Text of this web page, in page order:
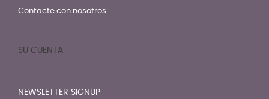
Contacte con nosotros
SU CUENTA
NEWSLETTER SIGNUP